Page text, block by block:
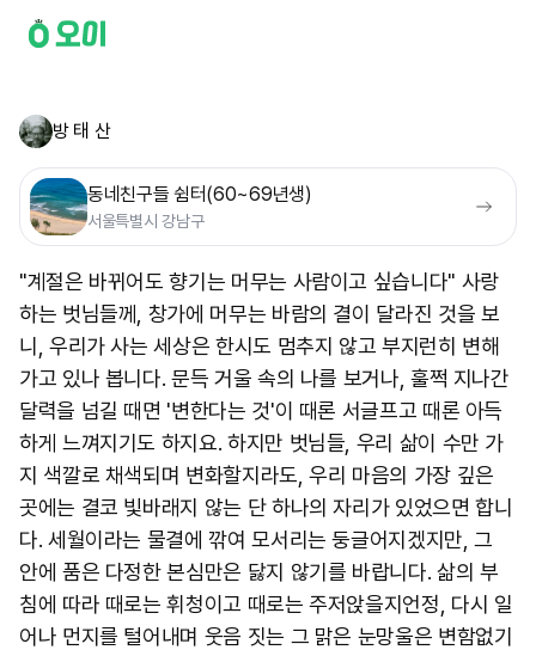
방 태 산
동네친구들 쉼터(60~69년생)
서울특별시 강남구
"계절은 바뀌어도 향기는 머무는 사람이고 싶습니다" 사랑
하는 벗님들께, 창가에 머무는 바람의 결이 달라진 것을 보
니, 우리가 사는 세상은 한시도 멈추지 않고 부지런히 변해
가고 있나 봅니다. 문득 거울 속의 나를 보거나, 훌쩍 지나간
달력을 넘길 때면 '변한다는 것'이 때론 서글프고 때론 아득
하게 느껴지기도 하지요. 하지만 벗님들, 우리 삶이 수만 가
지 색깔로 채색되며 변화할지라도, 우리 마음의 가장 깊은
곳에는 결코 빛바래지 않는 단 하나의 자리가 있었으면 합니
다. 세월이라는 물결에 깎여 모서리는 둥글어지겠지만, 그
안에 품은 다정한 본심만은 닳지 않기를 바랍니다. 삶의 부
침에 따라 때로는 휘청이고 때로는 주저앉을지언정, 다시 일
어나 먼지를 털어내며 웃음 짓는 그 맑은 눈망울은 변함없기